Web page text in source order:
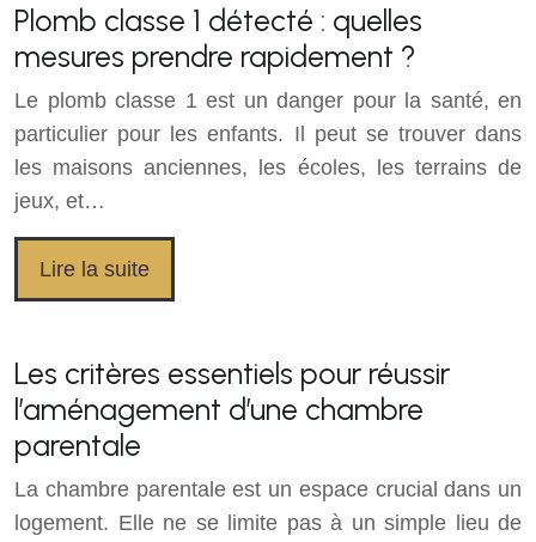
Plomb classe 1 détecté : quelles
mesures prendre rapidement ?
Le plomb classe 1 est un danger pour la santé, en
particulier pour les enfants. Il peut se trouver dans
les maisons anciennes, les écoles, les terrains de
jeux, et…
Lire la suite
Les critères essentiels pour réussir
l’aménagement d’une chambre
parentale
La chambre parentale est un espace crucial dans un
logement. Elle ne se limite pas à un simple lieu de